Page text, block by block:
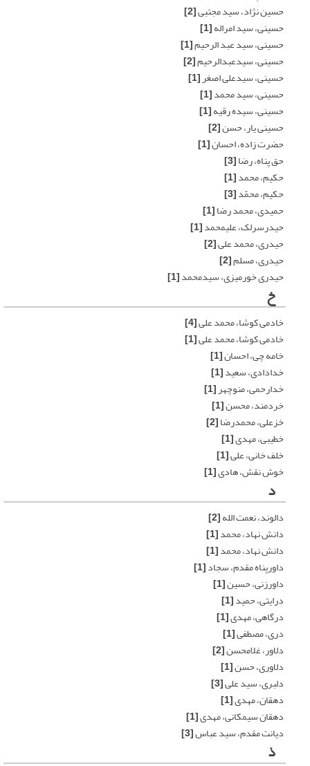
حسین نژاد، سید مجتبی[2]
حسینی، سید امراله[1]
حسینی، سید عبد الرحیم[1]
حسینی، سیدعبدالرحیم[2]
حسینی، سیدعلی اصغر[1]
حسینی، سید محمد[1]
حسینی، سیده رقیه[1]
حسینی یار، حسن[2]
حضرت زاده، احسان[1]
حق پناه، رضا[3]
حکیم، محمد[1]
حکیم، محمّد[3]
حمیدی، محمد رضا[1]
حیدرسرلک، علیمحمد[1]
حیدری، محمد علی[2]
حیدری، مسلم[2]
حیدری خورمیزی، سیدمحمد[1]
خ
خادمی کوشا، محمد علی[4]
خادمی کوشا، محمد علی[1]
خامه چی، احسان[1]
خدادادی، سعید[1]
خدارحمی، منوچهر[1]
خردمند، محسن[1]
خزعلی، محمدرضا[2]
خطیبی، مهدی[1]
خلف خانی، علی[1]
خوش نقش، هادی[1]
د
دالوند، نعمت الله[2]
دانش نهاد، محمد[1]
دانش نهاد، محمد[1]
داورپناه مقدم، سجاد[1]
داورزنی، حسین[1]
درایتی، حمید[1]
درگاهی، مهدی[1]
دری، مصطفی[1]
دلاور، غلامحسن[2]
دلاوری، حسن[1]
دلبری، سید علی[3]
دهقان، مهدی[1]
دهقان سیمکانی، مهدی[1]
دیانت مقدم، سید عباس[3]
ذ